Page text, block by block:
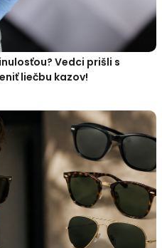
Vedci prišli s
liečbu kazov!